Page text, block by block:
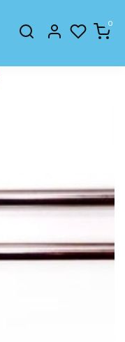
0